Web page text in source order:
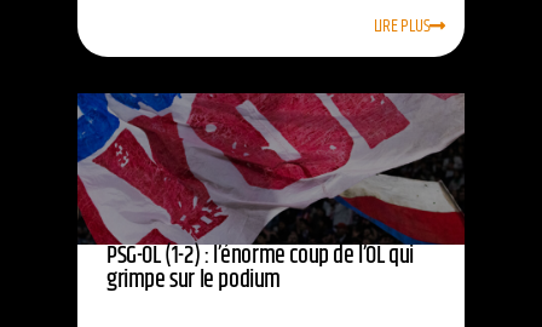
LIRE PLUS
PSG-OL (1-2) : l’énorme coup de l’OL qui
grimpe sur le podium